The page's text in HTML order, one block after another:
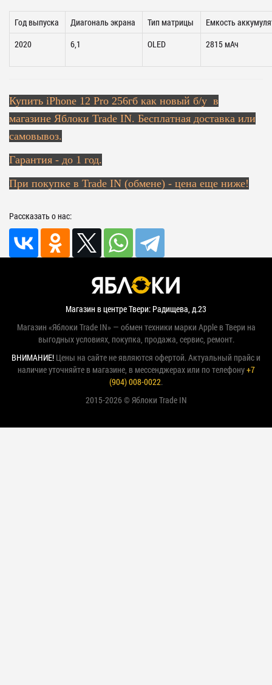
Год выпуска Диагональ экрана Тип матрицы
Емкость
2020
6,1 OLED 2815 мАч
Купить iPhone 12 Pro 256гб как новый б/у в
магазине Яблоки Trade IN. Бесплатная доставка или
самовывоз.
Гарантия - до 1 год.
При покупке в Trade IN (обмене) - цена еще ниже!
Рассказать о нас:
Магазин в центре Твери: Радищева, д.23
Магазин «Яблоки Trade IN» — обмен техники марки Apple в Твери на
выгодных условиях, покупка, продажа, сервис, ремонт.
ВНИМАНИЕ! Цены на сайте не являются офертой. Актуальный прайс и
наличие уточняйте в магазине, в мессенджерах или по телефону+7
(904) 008-0022.
2015-2026 © Яблоки Trade IN